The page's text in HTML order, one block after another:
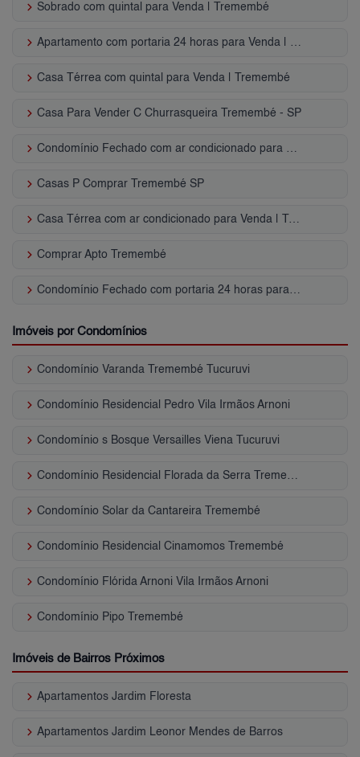
keyboard_arrow_right Sobrado com quintal para Venda | Tremembé
keyboard_arrow_right
keyboard_arrow_right Casa Térrea com quintal para Venda | Tremembé
keyboard_arrow_right Casa Para Vender C Churrasqueira Tremembé - SP
keyboard_arrow_right
keyboard_arrow_right Casas P Comprar Tremembé SP
keyboard_arrow_right
keyboard_arrow_right Comprar Apto Tremembé
keyboard_arrow_right
Imóveis por Condomínios
keyboard_arrow_right Condomínio Varanda Tremembé Tucuruvi
keyboard_arrow_right Condomínio Residencial Pedro Vila Irmãos Arnoni
keyboard_arrow_right Condomínio s Bosque Versailles Viena Tucuruvi
keyboard_arrow_right
keyboard_arrow_right Condomínio Solar da Cantareira Tremembé
keyboard_arrow_right Condomínio Residencial Cinamomos Tremembé
keyboard_arrow_right Condomínio Flórida Arnoni Vila Irmãos Arnoni
keyboard_arrow_right Condomínio Pipo Tremembé
Imóveis de Bairros Próximos
keyboard_arrow_right Apartamentos Jardim Floresta
keyboard_arrow_right Apartamentos Jardim Leonor Mendes de Barros